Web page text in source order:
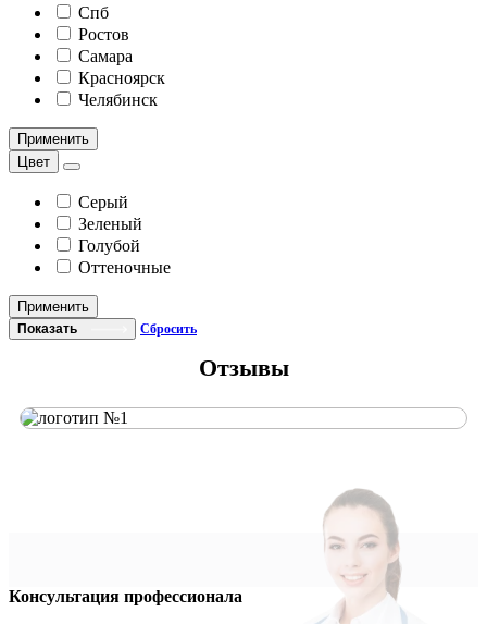
Спб
Ростов
Самара
Красноярск
Челябинск
Применить
Цвет
Серый
Зеленый
Голубой
Оттеночные
Применить
Показать Сбросить
Отзывы
Консультация профессионала